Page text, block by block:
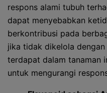
respons alami tubuh
dapat menyebabkan
berkontribusi pada
jika tidak dikelola
terdapat dalam tanaman
untuk mengurangi